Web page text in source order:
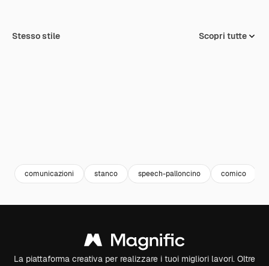
Stesso stile Scopri tutte
comunicazioni stanco speech-palloncino comico
La piattaforma creativa per realizzare i tuoi migliori lavori. Oltre